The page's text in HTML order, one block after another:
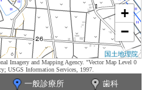
+
−
国土地理院
Imagery and Mapping Agency. "Vector Map Level 0
USGS Information Services, 1997.
一般診療所
歯科